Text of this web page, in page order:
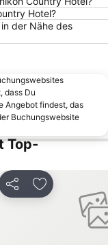
Hotel?
der Nähe des
dass Du
Angebot findest, das
Buchungswebsite
Top-
Teilen Zu Favoriten